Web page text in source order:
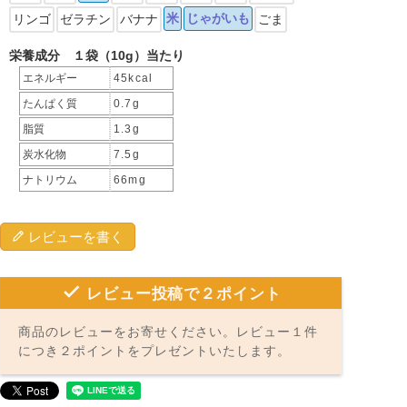
リンゴ
ゼラチン バナナ 米 じゃがいも ごま
栄養成分 １袋（10g）当たり
エネルギー
45kcal
たんぱく質
0.7g
脂質
1.3g
炭水化物
7.5g
ナトリウム
66mg
レビューを書く
レビュー投稿で２ポイント
商品のレビューをお寄せください。レビュー１件
につき２ポイントをプレゼントいたします。